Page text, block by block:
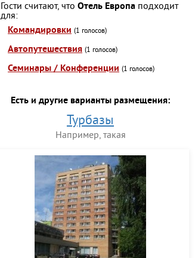
Гости считают, что Отель Европа подходит
для:
Командировки (1 голосов)
Автопутешествия (1 голосов)
Семинары / Конференции (1 голосов)
Есть и другие варианты размещения:
Турбазы
Например, такая